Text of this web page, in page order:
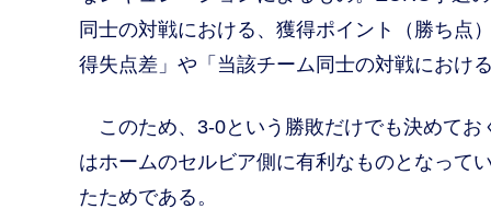
同士の対戦における、獲得ポイント（勝ち点
得失点差」や「当該チーム同士の対戦におけ
このため、3-0という勝敗だけでも決めてお
はホームのセルビア側に有利なものとなって
たためである。